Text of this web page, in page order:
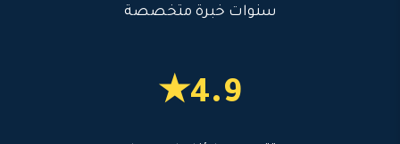
سنوات خبرة متخصصة
4.9★